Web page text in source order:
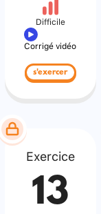
Difficile
Corrigé vidéo
s'exercer
Exercice
13